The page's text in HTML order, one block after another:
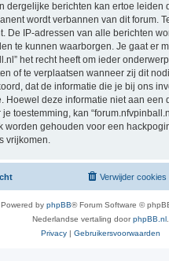
dergelijke berichten kan ertoe leiden
wordt verbannen van dit forum.
De IP-adressen van alle berichten
te kunnen waarborgen. Je gaat er
het recht heeft om ieder
of te verplaatsen wanneer zij dit
dat de informatie die je bij ons
Hoewel deze informatie niet aan een
toestemming, kan
worden gehouden voor een
vrijkomen.
Verwijder cookies
Powered by phpBB® Forum Software ©
Nederlandse vertaling doorphpBB.nl
Privacy | Gebruikersvoorwaarden